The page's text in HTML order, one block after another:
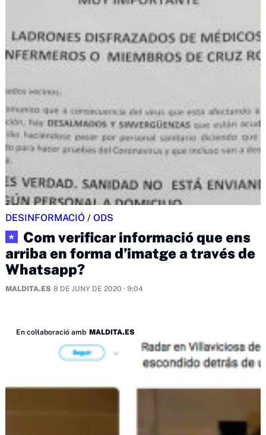
DESINFORMACIÓ / ODS
★
Com verificar informació que ens
arriba en forma d’imatge a través de
Whatsapp?
MALDITA.ES 8 DE JUNY DE 2020 · 9:04
En col·laboració amb MALDITA.ES